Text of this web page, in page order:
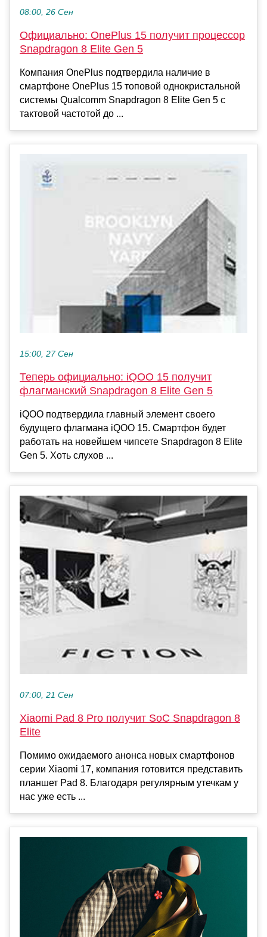
08:00, 26 Сен
Официально: OnePlus 15 получит процессор
Snapdragon 8 Elite Gen 5
Компания OnePlus подтвердила наличие в
смартфоне OnePlus 15 топовой однокристальной
системы Qualcomm Snapdragon 8 Elite Gen 5 с
тактовой частотой до ...
15:00, 27 Сен
Теперь официально: iQOO 15 получит
флагманский Snapdragon 8 Elite Gen 5
iQOO подтвердила главный элемент своего
будущего флагмана iQOO 15. Смартфон будет
работать на новейшем чипсете Snapdragon 8 Elite
Gen 5. Хоть слухов ...
07:00, 21 Сен
Xiaomi Pad 8 Pro получит SoC Snapdragon 8
Elite
Помимо ожидаемого анонса новых смартфонов
серии Xiaomi 17, компания готовится представить
планшет Pad 8. Благодаря регулярным утечкам у
нас уже есть ...